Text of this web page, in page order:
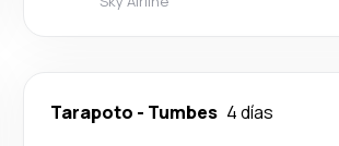
Tarapoto - Tumbes 4 días